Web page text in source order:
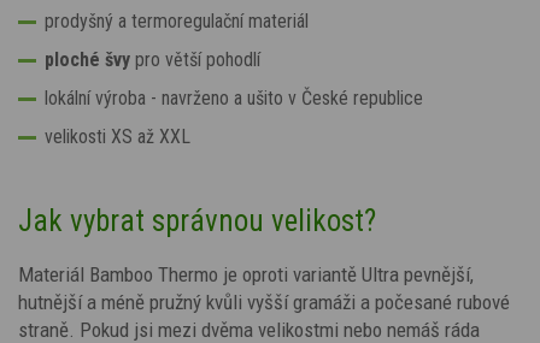
prodyšný a termoregulační materiál
ploché švy pro větší pohodlí
lokální výroba - navrženo a ušito v České republice
velikosti XS až XXL
Jak vybrat správnou velikost?
Materiál Bamboo Thermo je oproti variantě Ultra pevnější,
hutnější a méně pružný kvůli vyšší gramáži a počesané rubové
straně. Pokud jsi mezi dvěma velikostmi nebo nemáš ráda